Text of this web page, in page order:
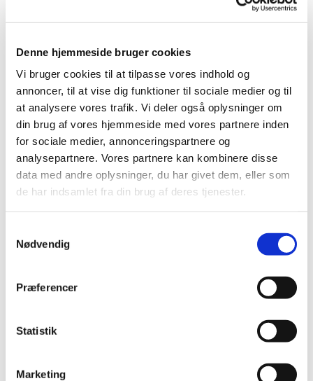
Denne hjemmeside bruger cookies
Vi bruger cookies til at tilpasse vores indhold og
annoncer, til at vise dig funktioner til sociale medier og til
at analysere vores trafik. Vi deler også oplysninger om
din brug af vores hjemmeside med vores partnere inden
for sociale medier, annonceringspartnere og
analysepartnere. Vores partnere kan kombinere disse
data med andre oplysninger, du har givet dem, eller som
de har indsamlet fra din brug af deres tjenester.
Nødvendig
Præferencer
Statistik
Marketing
Referat 14-03-23
https://api2.churchdesk.com/fi...
Du vil måske også kunne lide...